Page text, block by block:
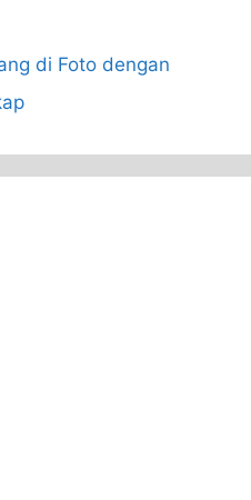
di Foto dengan